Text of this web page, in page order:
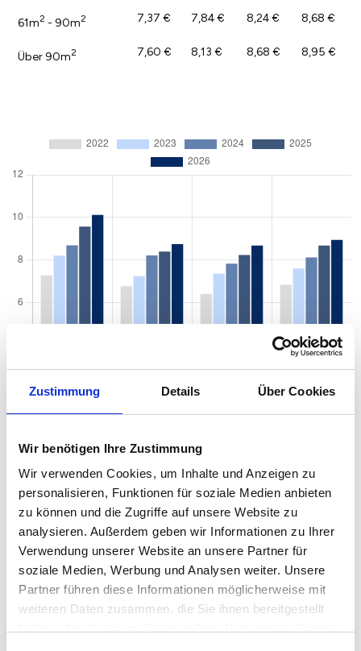
Zustimmung Details Über Cookies
Wir benötigen Ihre Zustimmung
Wir verwenden Cookies, um Inhalte und Anzeigen zu
personalisieren, Funktionen für soziale Medien anbieten
zu können und die Zugriffe auf unsere Website zu
analysieren. Außerdem geben wir Informationen zu Ihrer
Verwendung unserer Website an unsere Partner für
soziale Medien, Werbung und Analysen weiter. Unsere
Partner führen diese Informationen möglicherweise mit
weiteren Daten zusammen, die Sie ihnen bereitgestellt
61m2 - 90m2 7,37 € 7,84 € 8,24 € 8,68 €
Über 90m2 7,60 € 8,13 € 8,68 € 8,95 €
Mietspiegel nach Baujahr pro qm 2026 in
Uelzen
Der Mietpreis einer Wohnung in Uelzen hängt von einer Vielzahl
von Faktoren ab, und eines der entscheidenden Kriterien ist das
Baujahr der Immobilie. Das Alter eines Gebäudes kann einen
erheblichen Einfluss auf den Mietpreis haben, da es wichtige
Informationen über den Zustand, die Ausstattung und die